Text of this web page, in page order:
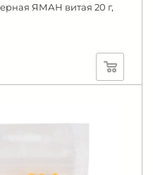
ЯМАН витая 20 г,